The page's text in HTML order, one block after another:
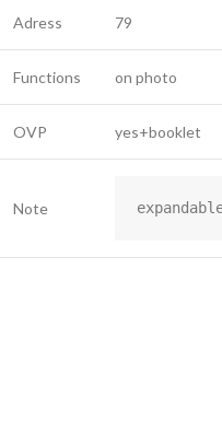
Adress 79
Functions on photo
OVP yes+booklet
Note